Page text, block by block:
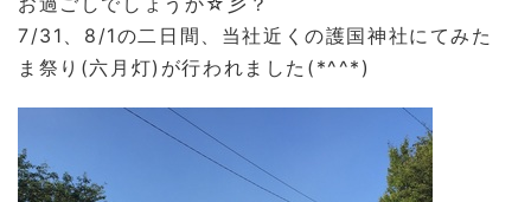
7/31、8/1の二日間、当社近くの護国神社にてみた
ま祭り(六月灯)が行われました(*^^*)